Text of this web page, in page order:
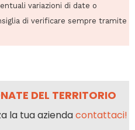
variazioni di date o
di verificare sempre tramite
DEL TERRITORIO
la tua aziendacontattaci!